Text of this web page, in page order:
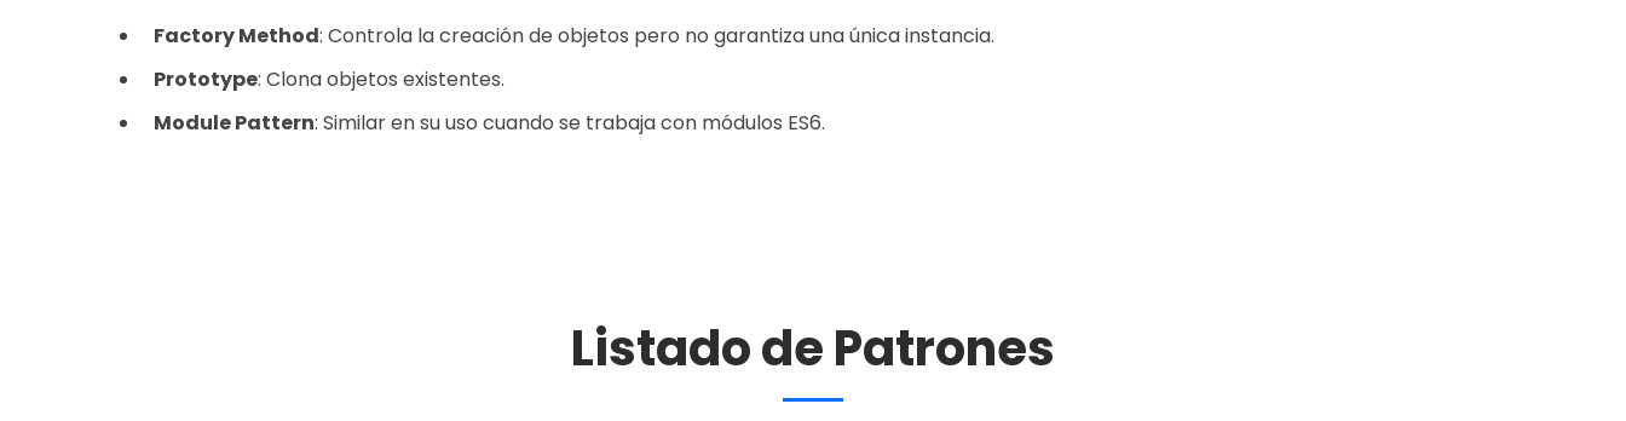
Factory Method: Controla la creación de objetos pero no garantiza una única instancia.
Prototype: Clona objetos existentes.
Module Pattern: Similar en su uso cuando se trabaja con módulos ES6.
Listado de Patrones